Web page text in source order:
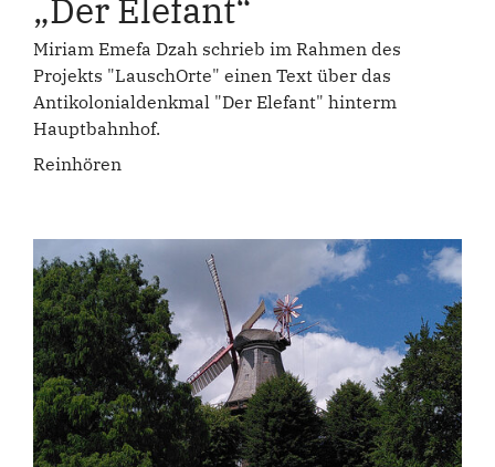
„Der Elefant“
Miriam Emefa Dzah schrieb im Rahmen des
Projekts "LauschOrte" einen Text über das
Antikolonialdenkmal "Der Elefant" hinterm
Hauptbahnhof.
Reinhören